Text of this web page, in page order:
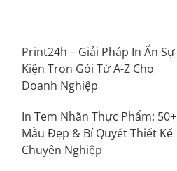
Print24h – Giải Pháp In Ấn Sự
Kiện Trọn Gói Từ A-Z Cho
Doanh Nghiệp
In Tem Nhãn Thực Phẩm: 50+
Mẫu Đẹp & Bí Quyết Thiết Kế
Chuyên Nghiệp